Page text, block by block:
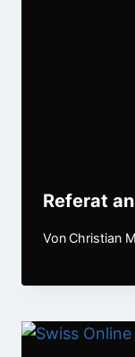
Referat
VonChristian